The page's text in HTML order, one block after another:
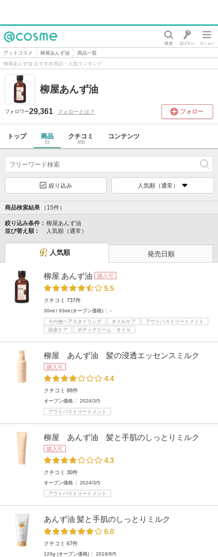
@cosme
アットコスメ 柳屋あんず油
商品一覧
柳屋あんず油 おすすめ商品・人気ランキング
柳屋あんず油
フォロワー29,361 フォローとは？ フォロー
トップ 商品
15
クチコミ
459
コンテンツ
絞り込み 人気順（通常）
商品検索結果 （15件）
絞り込み条件： 柳屋あんず油
並び替え順：
人気順（通常）
人気順 発売日順
柳屋 あんず油 購入可
5.5
クチコミ 737件
30ml / 63ml (オープン価格)
-
その他ヘアスタイリング
ネイルケア
アウトバストリートメント
頭皮ケア
ボディクリーム・オイル
柳屋 あんず油 髪の浸透エッセンスミルク
購入可
4.4
クチコミ 88件
オープン価格
2024/3/5
アウトバストリートメント
柳屋 あんず油 髪と手肌のしっとりミルク
購入可
4.3
クチコミ 30件
オープン価格
2024/3/5
アウトバストリートメント
あんず油 髪と手肌のしっとりミルク
6.0
クチコミ 67件
120g (オープン価格)
2019/8/5